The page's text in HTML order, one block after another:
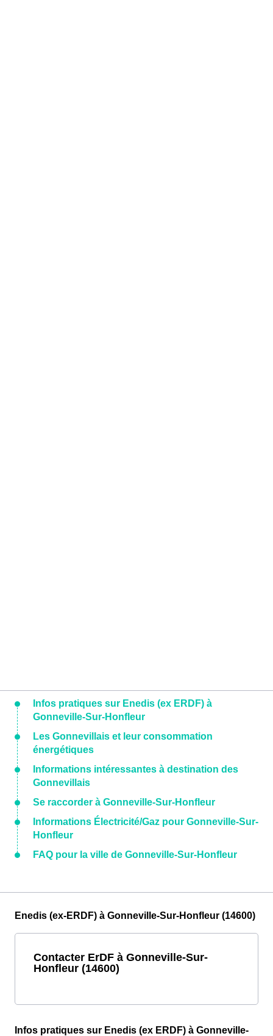
Infos pratiques sur Enedis (ex ERDF) à
Gonneville-Sur-Honfleur
Les Gonnevillais et leur consommation
énergétiques
Informations intéressantes à destination des
Gonnevillais
Se raccorder à Gonneville-Sur-Honfleur
Informations Électricité/Gaz pour Gonneville-Sur-
Honfleur
FAQ pour la ville de Gonneville-Sur-Honfleur
Enedis (ex-ERDF) à Gonneville-Sur-Honfleur (14600)
Contacter ErDF à Gonneville-Sur-
Honfleur (14600)
Infos pratiques sur Enedis (ex ERDF) à Gonneville-